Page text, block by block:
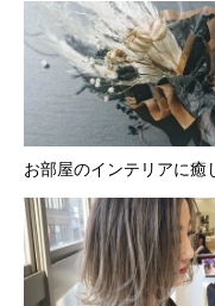
お部屋のインテリアに癒